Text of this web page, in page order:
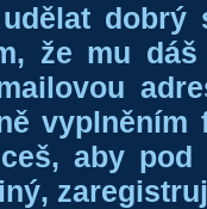
dobrý
že mu
aby